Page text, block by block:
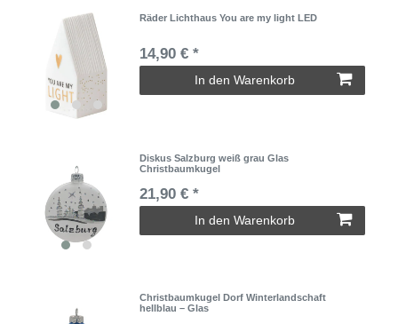
Räder Lichthaus You are my light LED
14,90 € *
In den Warenkorb
Diskus Salzburg weiß grau Glas
Christbaumkugel
21,90 € *
In den Warenkorb
Christbaumkugel Dorf Winterlandschaft
hellblau – Glas